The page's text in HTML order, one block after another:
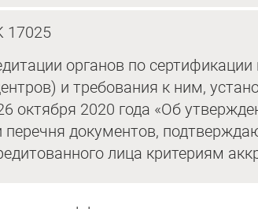
органов по
и требования к ним,
октября 2020 года «Об
перечня документов,
лица критериям